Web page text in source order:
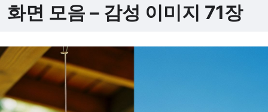
화면 모음 – 감성 이미지 71장